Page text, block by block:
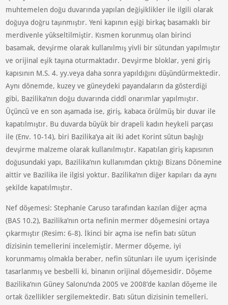
muhtemelen doğu duvarında yapılan değişiklikler ile ilgili olarak
doğuya doğru taşınmıştır. Yeni kapının eşiği birkaç basamaklı bir
merdivenle yükseltilmiştir. Kısmen korunmuş olan birinci
basamak, devşirme olarak kullanılmış yivli bir sütundan yapılmıştır
ve orijinal eşik taşına oturmaktadır. Devşirme bloklar, yeni giriş
kapısının M.S. 4. yy.veya daha sonra yapıldığını düşündürmektedir.
Aynı dönemde, kuzey ve güneydeki payandaların da gösterdiği
gibi, Bazilika’nın doğu duvarında ciddî onarımlar yapılmıştır.
Üçüncü ve en son aşamada ise, giriş, kabaca örülmüş bir duvar ile
kapatılmıştır. Bu duvarda büyük bir drapeli kadın heykeli parçası
ile (Env. 10-14), biri Bazilika’ya ait iki adet Korint sütun başlığı
devşirme malzeme olarak kullanılmıştır. Kapatılan giriş kapısının
doğusundaki yapı, Bazilika’nın kullanımdan çıktığı Bizans Dönemine
aittir ve Bazilika ile ilgisi yoktur. Bazilika’nın diğer kapıları da aynı
şekilde kapatılmıştır.
Nef döşemesi: Stephanie Caruso tarafından kazılan diğer açma
(BAS 10.2), Bazilika’nın orta nefinin mermer döşemesini ortaya
çıkarmıştır (Resim: 6-8). İkinci bir açma ise nefin batı sütun
dizisinin temellerini incelemiştir. Mermer döşeme, iyi
korunmamış olmakla beraber, nefin sütunları ile uyum içerisinde
tasarlanmış ve besbelli ki, binanın orijinal döşemesidir. Döşeme
Bazilika’nın Güney Salonu’nda 2005 ve 2008’de kazılan döşeme ile
ortak özellikler sergilemektedir. Batı sütun dizisinin temelleri.